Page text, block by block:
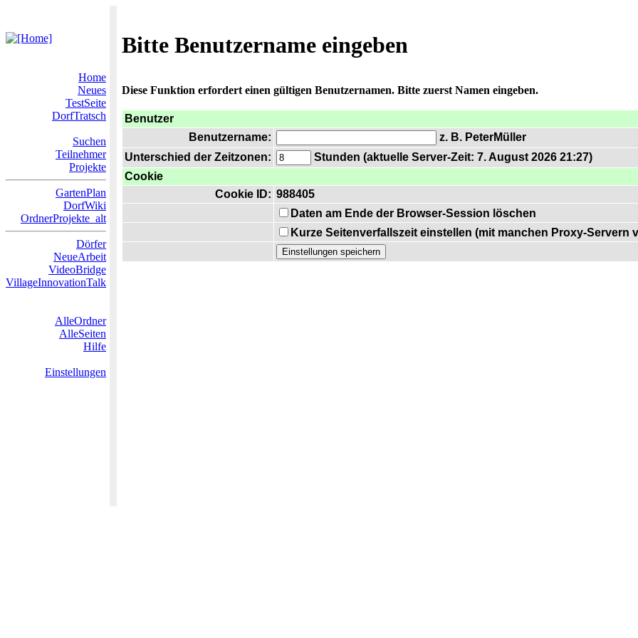
Bitte Benutzername eingeben
Home
Neues
TestSeite
DorfTratsch
Suchen
Teilnehmer
Projekte
GartenPlan
DorfWiki
OrdnerProjekte_alt
Dörfer
NeueArbeit
VideoBridge
VillageInnovationTalk
AlleOrdner
AlleSeiten
Hilfe
Einstellungen
Diese Funktion erfordert einen gültigen Benutzernamen. Bitte zuerst Namen eingeben.
Benutzer
Benutzername:
z. B. PeterMüller
Unterschied der Zeitzonen:
Stunden (aktuelle Server-Zeit: 7. August 2026 21:27)
Cookie
Cookie ID: 988405
Daten am Ende der Browser-Session löschen
Kurze Seitenverfallszeit einstellen (mit manchen Proxy-Servern